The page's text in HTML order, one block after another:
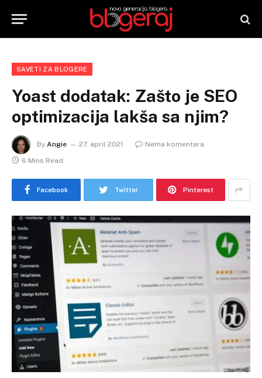
SAVETI ZA BLOGERE
Yoast dodatak: Zašto je SEO
optimizacija lakša sa njim?
By Angie 27. april 2021.
Nema komentara
6 Mins Read
Facebook Twitter Pinterest